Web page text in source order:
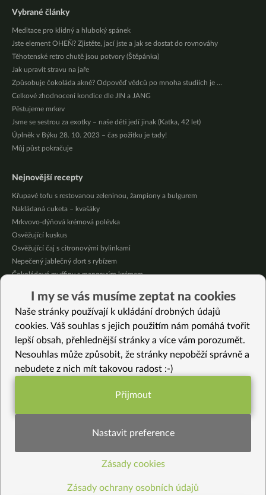
Vybrané články
Meditace pro klidný a hluboký spánek
Jste element OHEŇ? Zjistěte, jací jste a jak se dostat do rovnováhy
Těhotenské retro chutě jsou potvory (Štěpánka)
Jak upravit stravu na jaře
Způsobuje čokoláda akné? Odpověď vědců po mnoha studiích je …
Celkové zhodnocení kondice dle JIN a JANG
Pěstujeme mrkev
Jsme se sestrou za exotky – naše děti jedí jinak (Katka, 42 let)
Úplněk v Býku 28. 10. 2023 – čas požitku je tady!
Můj půst pokračuje
Nejnovější recepty
Křupavé tofu s restovanou zeleninou, žampiony a bulgurem
Nakládaná cuketa – kvašáky
Mrkvovo-dýňová krémová polévka
Osvěžující kuskus
Osvěžující čaj s citronovými bylinkami
Nepečený jablečný dort s rybízem
Čokoládové muffiny s mangovým krémem
Krémová zeleninová polévka s koprem a vločkami
Celozrnná rýže basmati se zeleninou
Vybrané recepty
Quinoa s pečenou bylinkovou řepou
Celozrnné kornouty s paštikou
Passatelli v husté zimní polévce
Křehké “tvarohové” noky s ovocnou omáčkou
I my se vás musíme zeptat na cookies
Naše stránky používají k ukládání drobných údajů
cookies. Váš souhlas s jejich použitím nám pomáhá tvořit
lepší obsah, přehlednější stránky a více vám porozumět.
Nesouhlas může způsobit, že stránky nepoběží správně a
nebudete z nich mít takovou radost :-)
Funkční nastavení potřebujeme (vždy
Statistiky pro lepší obsah
Přijmout
Nastavit preference
Zásady cookies
Zásady ochrany osobních údajů